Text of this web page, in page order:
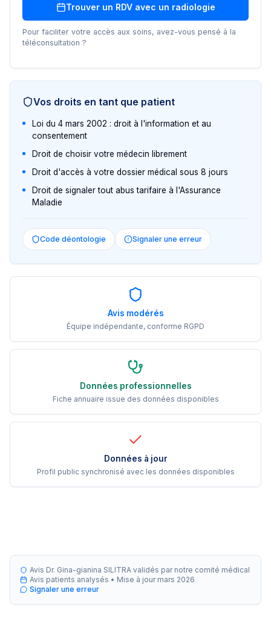
Trouver un RDV avec un radiologie
Pour faciliter votre accès aux soins, avez-vous pensé à la
téléconsultation ?
Vos droits en tant que patient
Loi du 4 mars 2002 : droit à l'information et au
consentement
Droit de choisir votre médecin librement
Droit d'accès à votre dossier médical sous 8 jours
Droit de signaler tout abus tarifaire à l'Assurance
Maladie
Code déontologie Signaler une erreur
Avis modérés
Équipe indépendante, conforme RGPD
Données professionnelles
Fiche annuaire issue des données disponibles
Données à jour
Profil public synchronisé avec les données disponibles
Avis Dr. Gina-gianina SILITRA validés par notre comité médical
Avis patients analysés • Mise à jour mars 2026
Signaler une erreur